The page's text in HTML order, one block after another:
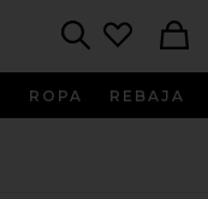
ROPA REBAJA